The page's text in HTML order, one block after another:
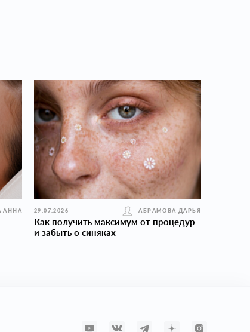
АННА 29.07.2026 АБРАМОВА ДАРЬЯ
Как получить максимум от процедур
и забыть о синяках